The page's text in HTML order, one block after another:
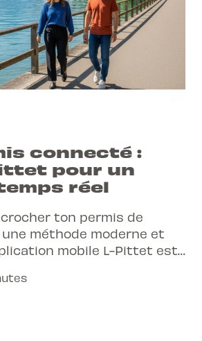
connecté :
pour un
réel
ton permis de
méthode moderne et
mobile L-Pittet est
efficace.